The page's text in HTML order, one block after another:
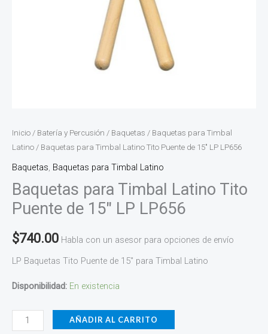
Inicio / Batería y Percusión / Baquetas / Baquetas para Timbal
Latino / Baquetas para Timbal Latino Tito Puente de 15″ LP LP656
Baquetas, Baquetas para Timbal Latino
Baquetas para Timbal Latino Tito
Puente de 15″ LP LP656
$740.00 Habla con un asesor para opciones de envío
LP Baquetas Tito Puente de 15″ para Timbal Latino
Disponibilidad: En existencia
AÑADIR AL CARRITO